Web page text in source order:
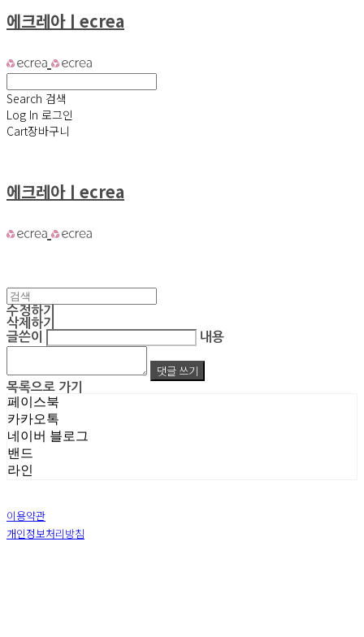
에크레아ㅣecrea
Search 검색
Log In 로그인
Cart장바구니
에크레아ㅣecrea
수정하기
삭제하기
글쓴이
내용
댓글 쓰기
목록으로 가기
페이스북
카카오톡
네이버 블로그
밴드
라인
이용약관
개인정보처리방침